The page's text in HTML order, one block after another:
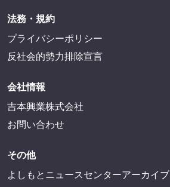
法務・規約
プライバシーポリシー
反社会的勢力排除宣言
会社情報
吉本興業株式会社
お問い合わせ
その他
よしもとニュースセンターアーカイブ